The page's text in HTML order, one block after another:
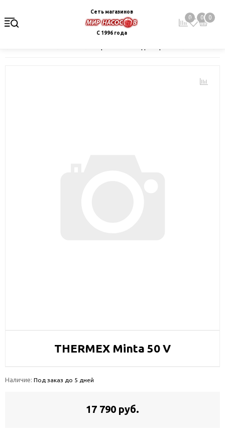
Сеть магазинов
С 1996 года
0 0 0
THERMEX Minta 50 V
Наличие: Под заказ до 5 дней
17 790 руб.